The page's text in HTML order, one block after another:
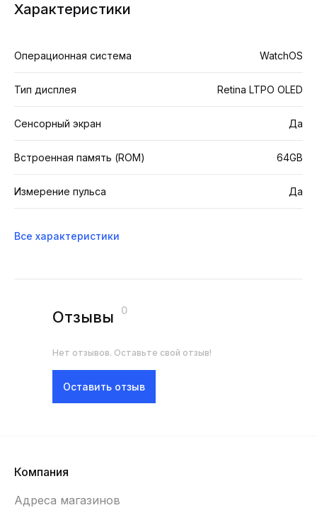
Характеристики
Операционная система WatchOS
Тип дисплея Retina LTPO OLED
Сенсорный экран Да
Встроенная память (ROM) 64GB
Измерение пульса Да
Все характеристики
Отзывы 0
Нет отзывов. Оставьте свой отзыв!
Оставить отзыв
Компания
Адреса магазинов